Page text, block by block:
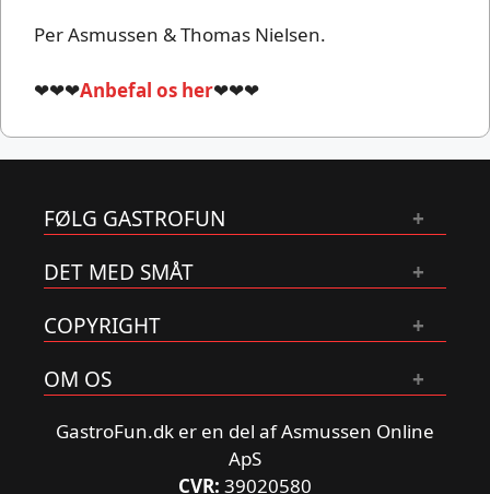
Per Asmussen & Thomas Nielsen.
❤❤❤Anbefal os her❤❤❤
FØLG GASTROFUN
DET MED SMÅT
COPYRIGHT
OM OS
GastroFun.dk er en del af Asmussen Online
ApS
CVR: 39020580